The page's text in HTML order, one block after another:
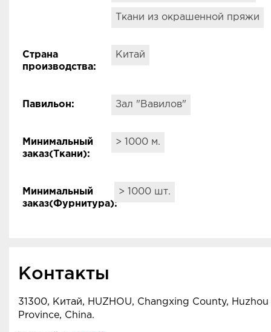
Ткани из окрашенной пряжи
Страна
производства:
Китай
Павильон: Зал "Вавилов"
Минимальный
заказ(Ткани):
> 1000 м.
Минимальный
заказ(Фурнитура):
> 1000 шт.
Контакты
31300, Китай, HUZHOU, Changxing County,
Province, China.